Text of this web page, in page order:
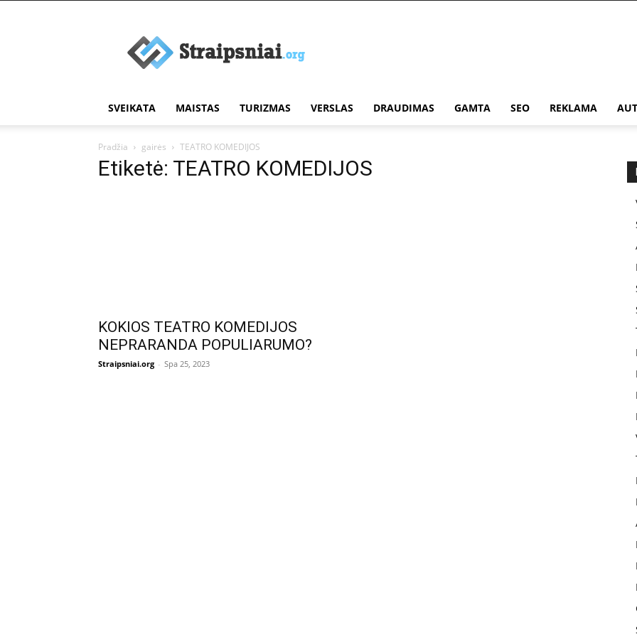
straipsniai
SVEIKATA MAISTAS TURIZMAS VERSLAS DRAUDIMAS GAMTA SEO REKLAMA
Pradžia gairės TEATRO KOMEDIJOS
Etiketė: TEATRO KOMEDIJOS
KOKIOS TEATRO KOMEDIJOS
NEPRARANDA POPULIARUMO?
Straipsniai.org - Spa 25, 2023